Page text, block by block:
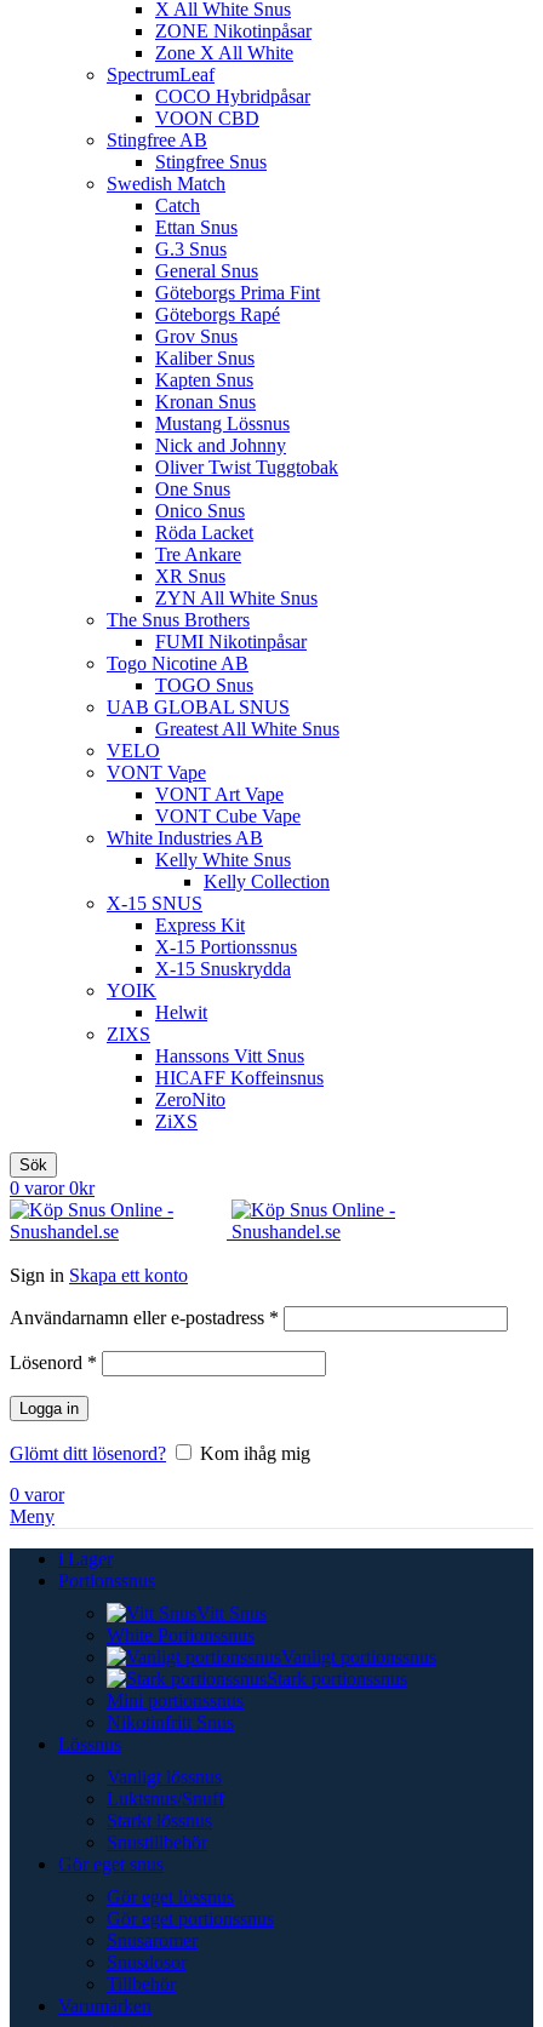
X All White Snus
ZONE Nikotinpåsar
Zone X All White
SpectrumLeaf
COCO Hybridpåsar
VOON CBD
Stingfree AB
Stingfree Snus
Swedish Match
Catch
Ettan Snus
G.3 Snus
General Snus
Göteborgs Prima Fint
Göteborgs Rapé
Grov Snus
Kaliber Snus
Kapten Snus
Kronan Snus
Mustang Lössnus
Nick and Johnny
Oliver Twist Tuggtobak
One Snus
Onico Snus
Röda Lacket
Tre Ankare
XR Snus
ZYN All White Snus
The Snus Brothers
FUMI Nikotinpåsar
Togo Nicotine AB
TOGO Snus
UAB GLOBAL SNUS
Greatest All White Snus
VELO
VONT Vape
VONT Art Vape
VONT Cube Vape
White Industries AB
Kelly White Snus
Kelly Collection
X-15 SNUS
Express Kit
X-15 Portionssnus
X-15 Snuskrydda
YOIK
Helwit
ZIXS
Hanssons Vitt Snus
HICAFF Koffeinsnus
ZeroNito
ZiXS
Sök
0 varor 0kr
Sign in Skapa ett konto
Användarnamn eller e-postadress *
Lösenord *
Logga in
Glömt ditt lösenord?
Kom ihåg mig
0 varor
Meny
i Lager
Portionssnus
Vitt Snus
White Portionssnus
Vanligt portionssnus
Stark portionssnus
Mini portionssnus
Nikotinfritt Snus
Lössnus
Vanligt lössnus
Luktsnus/Snuff
Starkt lössnus
Snustillbehör
Gör eget snus
Gör eget lössnus
Gör eget portionssnus
Snusaromer
Snusdosor
Tillbehör
Varumärken